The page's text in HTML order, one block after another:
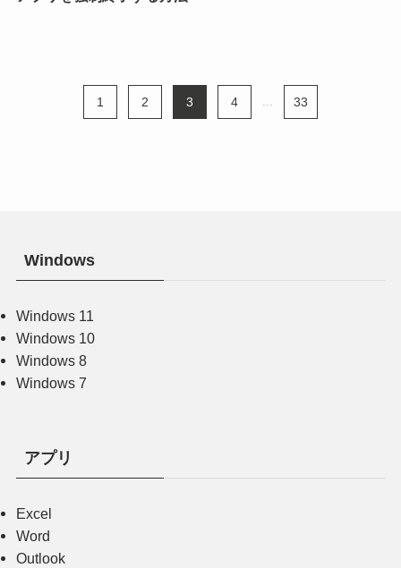
1 2 3 4 ... 33
Windows
Windows 11
Windows 10
Windows 8
Windows 7
アプリ
Excel
Word
Outlook